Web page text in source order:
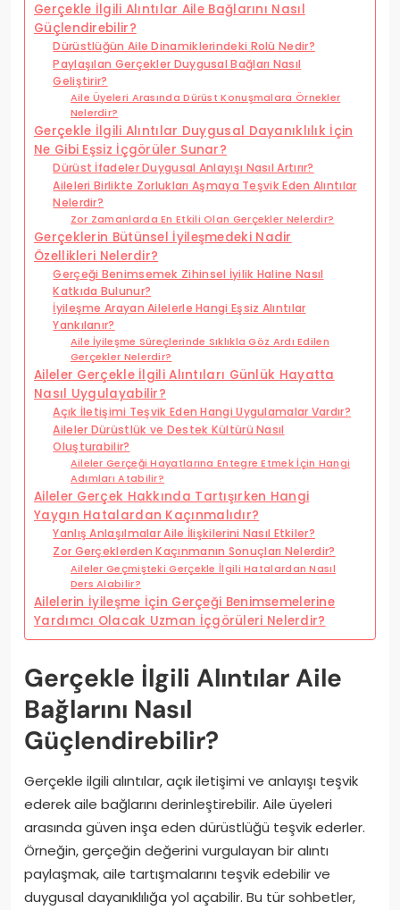
Gerçekle İlgili Alıntılar Aile Bağlarını Nasıl
Güçlendirebilir?
Dürüstlüğün Aile Dinamiklerindeki Rolü Nedir?
Paylaşılan Gerçekler Duygusal Bağları Nasıl
Geliştirir?
Aile Üyeleri Arasında Dürüst Konuşmalara Örnekler
Nelerdir?
Gerçekle İlgili Alıntılar Duygusal Dayanıklılık İçin
Ne Gibi Eşsiz İçgörüler Sunar?
Dürüst İfadeler Duygusal Anlayışı Nasıl Artırır?
Aileleri Birlikte Zorlukları Aşmaya Teşvik Eden Alıntılar
Nelerdir?
Zor Zamanlarda En Etkili Olan Gerçekler Nelerdir?
Gerçeklerin Bütünsel İyileşmedeki Nadir
Özellikleri Nelerdir?
Gerçeği Benimsemek Zihinsel İyilik Haline Nasıl
Katkıda Bulunur?
İyileşme Arayan Ailelerle Hangi Eşsiz Alıntılar
Yankılanır?
Aile İyileşme Süreçlerinde Sıklıkla Göz Ardı Edilen
Gerçekler Nelerdir?
Aileler Gerçekle İlgili Alıntıları Günlük Hayatta
Nasıl Uygulayabilir?
Açık İletişimi Teşvik Eden Hangi Uygulamalar Vardır?
Aileler Dürüstlük ve Destek Kültürü Nasıl
Oluşturabilir?
Aileler Gerçeği Hayatlarına Entegre Etmek İçin Hangi
Adımları Atabilir?
Aileler Gerçek Hakkında Tartışırken Hangi
Yaygın Hatalardan Kaçınmalıdır?
Yanlış Anlaşılmalar Aile İlişkilerini Nasıl Etkiler?
Zor Gerçeklerden Kaçınmanın Sonuçları Nelerdir?
Aileler Geçmişteki Gerçekle İlgili Hatalardan Nasıl
Ders Alabilir?
Ailelerin İyileşme İçin Gerçeği Benimsemelerine
Yardımcı Olacak Uzman İçgörüleri Nelerdir?
Gerçekle İlgili Alıntılar Aile
Bağlarını Nasıl
Güçlendirebilir?
Gerçekle ilgili alıntılar, açık iletişimi ve anlayışı teşvik
ederek aile bağlarını derinleştirebilir. Aile üyeleri
arasında güven inşa eden dürüstlüğü teşvik ederler.
Örneğin, gerçeğin değerini vurgulayan bir alıntı
paylaşmak, aile tartışmalarını teşvik edebilir ve
duygusal dayanıklılığa yol açabilir. Bu tür sohbetler,